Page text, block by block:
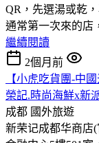
QR，先選湯或乾
通常第一次來的店
繼續閱讀
2個月前
【小虎吃貨團-中
榮記.時尚海鮮x新
成都 國外旅遊
新荣记成都华商店